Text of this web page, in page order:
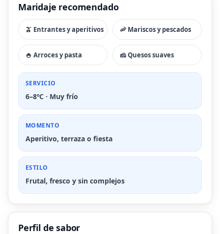
Maridaje recomendado
🫒 Entrantes y aperitivos 🦐 Mariscos y pescados
🍚 Arroces y pasta 🧀 Quesos suaves
SERVICIO
6–8ºC · Muy frío
MOMENTO
Aperitivo, terraza o fiesta
ESTILO
Frutal, fresco y sin complejos
Perfil de sabor